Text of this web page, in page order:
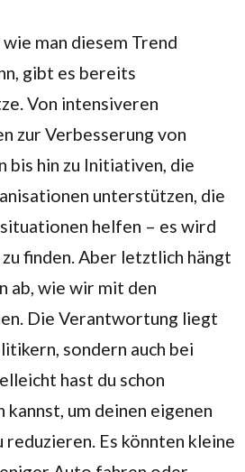
man diesem Trend
gibt es bereits
Von intensiveren
zur Verbesserung von
hin zu Initiativen, die
unterstützen, die
helfen – es wird
finden. Aber letztlich hängt
ab, wie wir mit den
Die Verantwortung liegt
sondern auch bei
hast du schon
kannst, um deinen eigenen
reduzieren. Es könnten kleine